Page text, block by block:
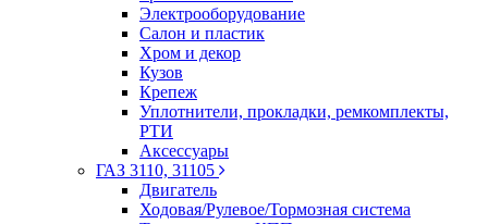
Электрооборудование
Салон и пластик
Хром и декор
Кузов
Крепеж
Уплотнители, прокладки, ремкомплекты,
РТИ
Аксессуары
ГАЗ 3110, 31105
Двигатель
Ходовая/Рулевое/Тормозная система